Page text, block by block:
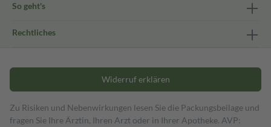
So geht's
Rechtliches
Widerruf erklären
Zu Risiken und Nebenwirkungen lesen Sie die Packungsbeilage und
fragen Sie Ihre Ärztin, Ihren Arzt oder in Ihrer Apotheke. AVP: